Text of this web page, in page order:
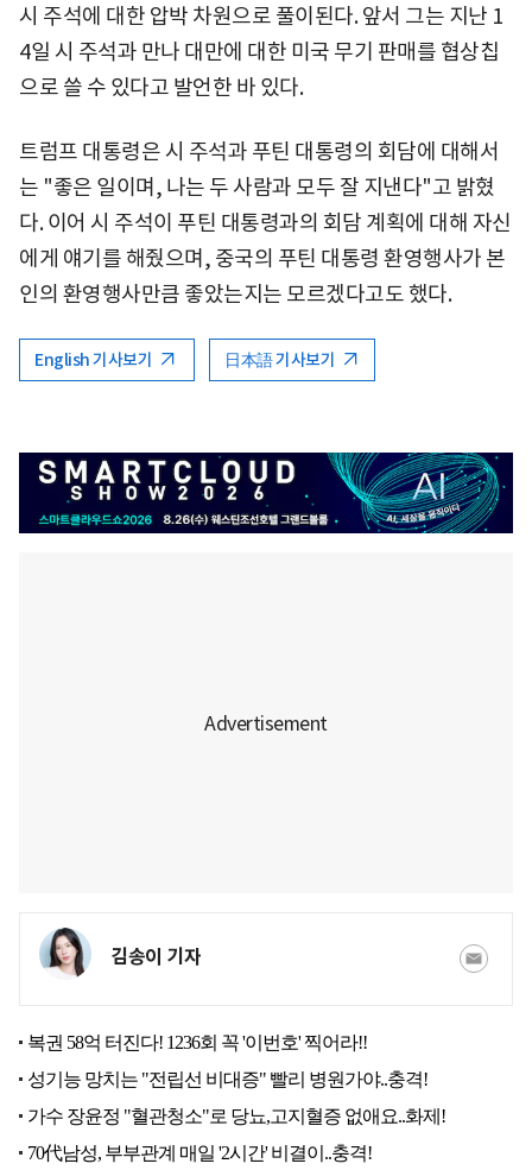
시 주석에 대한 압박 차원으로 풀이된다. 앞서 그는 지난 1
4일 시 주석과 만나 대만에 대한 미국 무기 판매를 협상칩
으로 쓸 수 있다고 발언한 바 있다.
트럼프 대통령은 시 주석과 푸틴 대통령의 회담에 대해서
는 "좋은 일이며, 나는 두 사람과 모두 잘 지낸다"고 밝혔
다. 이어 시 주석이 푸틴 대통령과의 회담 계획에 대해 자신
에게 얘기를 해줬으며, 중국의 푸틴 대통령 환영행사가 본
인의 환영행사만큼 좋았는지는 모르겠다고도 했다.
English 기사보기 日本語 기사보기
김송이 기자